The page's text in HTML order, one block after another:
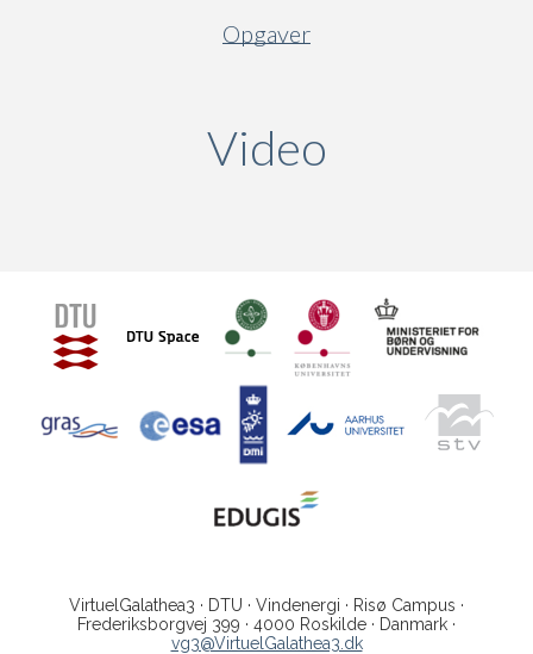
Opgaver
Video
VirtuelGalathea3 · DTU · Vindenergi · Risø Campus ·
Frederiksborgvej 399 · 4000 Roskilde · Danmark ·
vg3@VirtuelGalathea3.dk